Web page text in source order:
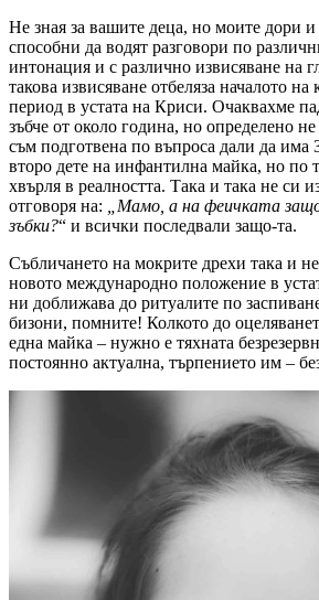
Не зная за вашите деца, но моите дори и
способни да водят разговори по
интонация и с различно извисяване на
такова извисяване отбеляза началото
период в устата на Криси. Очаквахме
зъбче от около година, но определено
съм подготвена по въпроса дали да има
второ дете на инфантилна майка, но по
хвърля в реалността. Така и така не си
отговоря на:
„Мамо, а на феичката
зъбки?“ и всички последвали защо-та.
Събличането на мокрите дрехи така и
новото международно положение в
ни доближава до ритуалите по
бизони, помните! Колкото до
една майка – нужно е тяхната
постоянно актуална, търпението им –